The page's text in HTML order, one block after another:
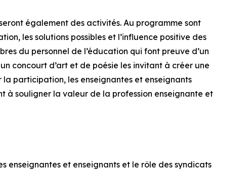
également des activités. Au programme sont
les solutions possibles et l’influence positive des
du personnel de l’éducation qui font preuve d’un
concourt d’art et de poésie les invitant à créer une
participation, les enseignantes et enseignants
à souligner la valeur de la profession enseignante et
enseignantes et enseignants et le rôle des syndicats